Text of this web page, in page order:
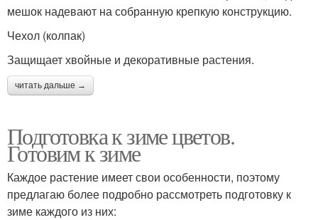
мешок надевают на собранную крепкую конструкцию.
Чехол (колпак)
Защищает хвойные и декоративные растения.
читать дальше →
Подготовка к зиме цветов.
Готовим к зиме
Каждое растение имеет свои особенности, поэтому
предлагаю более подробно рассмотреть подготовку к
зиме каждого из них: